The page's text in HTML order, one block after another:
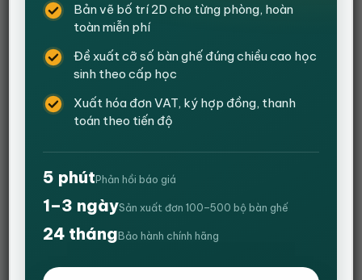
Ghế Chân Quỳ Đúc Lưng Trung HVK-CQ409
Bản vẽ bố trí 2D cho từng phòng, hoàn
toàn miễn phí
Đề xuất cỡ số bàn ghế đúng chiều cao học
sinh theo cấp học
Xuất hóa đơn VAT, ký hợp đồng, thanh
toán theo tiến độ
5 phútPhản hồi báo giá
1–3 ngàySản xuất đơn 100–500 bộ bàn ghế
24 thángBảo hành chính hãng